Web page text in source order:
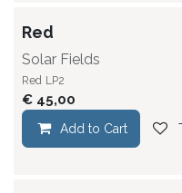
Red
Solar Fields
Red LP2
€ 45,00
Add to Cart